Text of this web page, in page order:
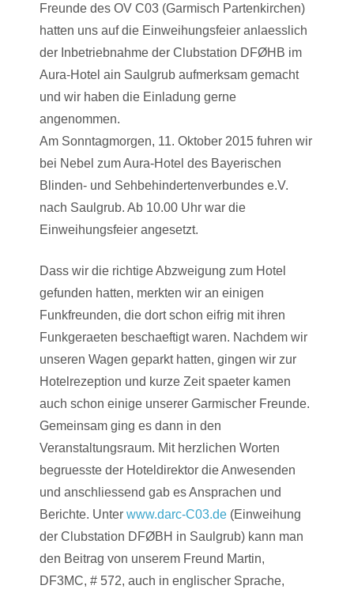
Freunde des OV C03 (Garmisch Partenkirchen)
hatten uns auf die Einweihungsfeier anlaesslich
der Inbetriebnahme der Clubstation DFØHB im
Aura-Hotel ain Saulgrub aufmerksam gemacht
und wir haben die Einladung gerne
angenommen.
Am Sonntagmorgen, 11. Oktober 2015 fuhren wir
bei Nebel zum Aura-Hotel des Bayerischen
Blinden- und Sehbehindertenverbundes e.V.
nach Saulgrub. Ab 10.00 Uhr war die
Einweihungsfeier angesetzt.
Dass wir die richtige Abzweigung zum Hotel
gefunden hatten, merkten wir an einigen
Funkfreunden, die dort schon eifrig mit ihren
Funkgeraeten beschaeftigt waren. Nachdem wir
unseren Wagen geparkt hatten, gingen wir zur
Hotelrezeption und kurze Zeit spaeter kamen
auch schon einige unserer Garmischer Freunde.
Gemeinsam ging es dann in den
Veranstaltungsraum. Mit herzlichen Worten
begruesste der Hoteldirektor die Anwesenden
und anschliessend gab es Ansprachen und
Berichte. Unter www.darc-C03.de (Einweihung
der Clubstation DFØBH in Saulgrub) kann man
den Beitrag von unserem Freund Martin,
DF3MC, # 572, auch in englischer Sprache,